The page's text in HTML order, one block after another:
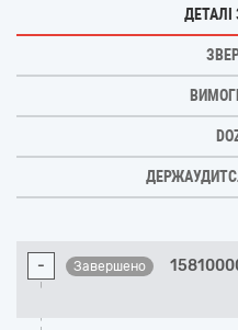
ДЕТАЛІ
- Завершено